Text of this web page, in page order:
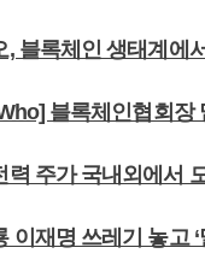
, 블록체인 생태계에
블록체인협회장
력 주가 국내외에서
이재명 쓰레기 놓고